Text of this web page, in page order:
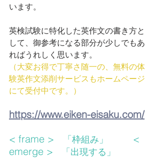
います。
英検試験に特化した英作文の書き方と
して、御参考になる部分が少しでもあ
ればうれしく思います。
（大変お得で丁寧さ随一の、無料の体
験英作文添削サービスもホームページ
にて受付中です。）
https://www.eiken-eisaku.com/
< frame >
「枠組み」
    　 <
emerge >
「出現する」